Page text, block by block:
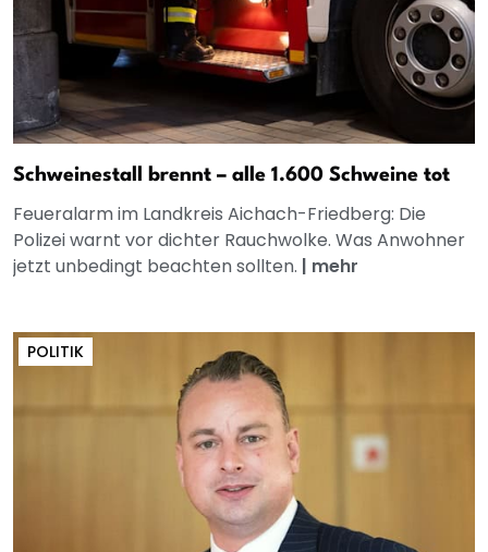
Schweinestall brennt – alle 1.600 Schweine tot
Feueralarm im Landkreis Aichach-Friedberg: Die
Polizei warnt vor dichter Rauchwolke. Was Anwohner
jetzt unbedingt beachten sollten. | mehr
POLITIK